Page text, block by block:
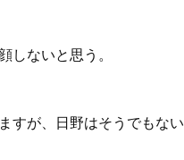
しないと思う。
すが、日野はそうでもない